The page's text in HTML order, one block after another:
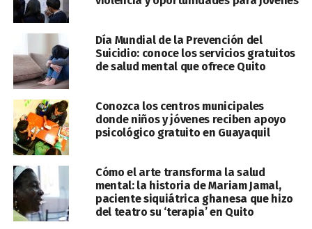
Día Mundial de la Prevención del
Suicidio: conoce los servicios gratuitos
de salud mental que ofrece Quito
Conozca los centros municipales
donde niños y jóvenes reciben apoyo
psicológico gratuito en Guayaquil
Cómo el arte transforma la salud
mental: la historia de Mariam Jamal,
paciente siquiátrica ghanesa que hizo
del teatro su ‘terapia’ en Quito